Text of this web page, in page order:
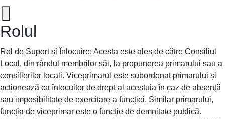
Rolul
Rol de Suport și Înlocuire: Acesta este ales de către Consiliul
Local, din rândul membrilor săi, la propunerea primarului sau a
consilierilor locali. Viceprimarul este subordonat primarului și
acționează ca înlocuitor de drept al acestuia în caz de absență
sau imposibilitate de exercitare a funcției. Similar primarului,
funcția de viceprimar este o funcție de demnitate publică.